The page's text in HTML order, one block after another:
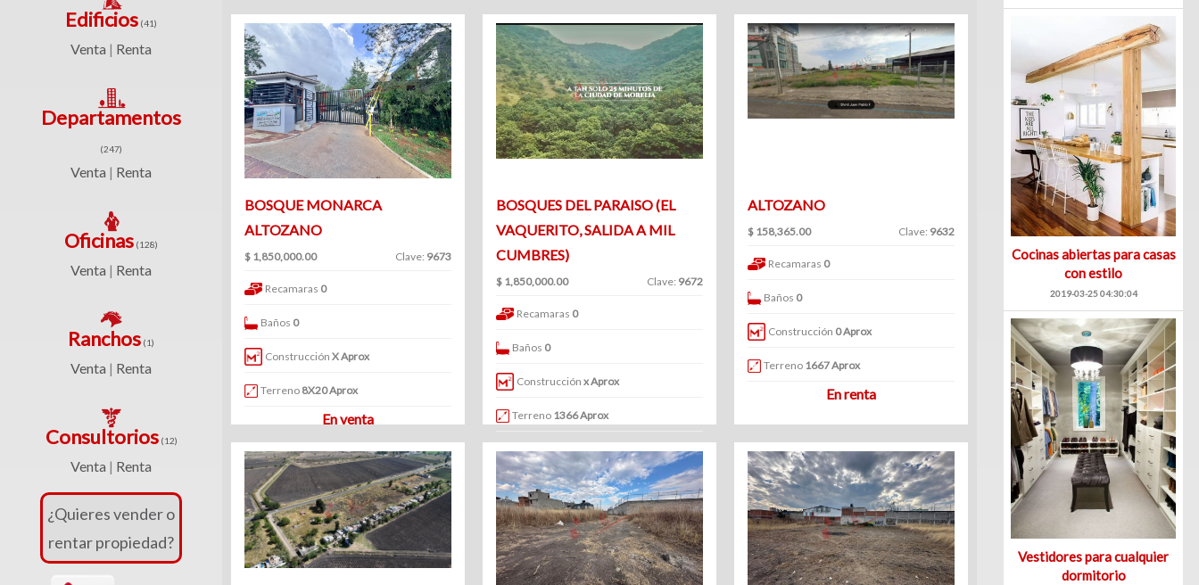
Edificios
Edificios (41)
Venta | Renta
Departamentos
(247)
Venta | Renta
Oficinas (128)
Venta | Renta
Ranchos (1)
Venta | Renta
Consultorios(12)
Venta | Renta
¿Quieres vender o
rentar propiedad?
BOSQUE MONARCA
ALTOZANO
$ 1,850,000.00 Clave: 9673
Recamaras 0
Baños 0
Construcción X Aprox
Terreno 8X20 Aprox
En venta
BOSQUES DEL PARAISO (EL
VAQUERITO, SALIDA A MIL
CUMBRES)
$ 1,850,000.00 Clave: 9672
Recamaras 0
Baños 0
Construcción x Aprox
Terreno 1366 Aprox
En venta
ALTOZANO
$ 158,365.00 Clave: 9632
Recamaras 0
Baños 0
Construcción 0 Aprox
Terreno 1667 Aprox
En renta
Cocinas abiertas para casas
con estilo
2019-03-25 04:30:04
Vestidores para cualquier
dormitorio